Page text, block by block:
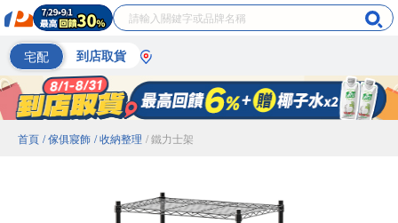
宅配 到店取貨
首頁 / 傢俱寢飾 / 收納整理 / 鐵力士架